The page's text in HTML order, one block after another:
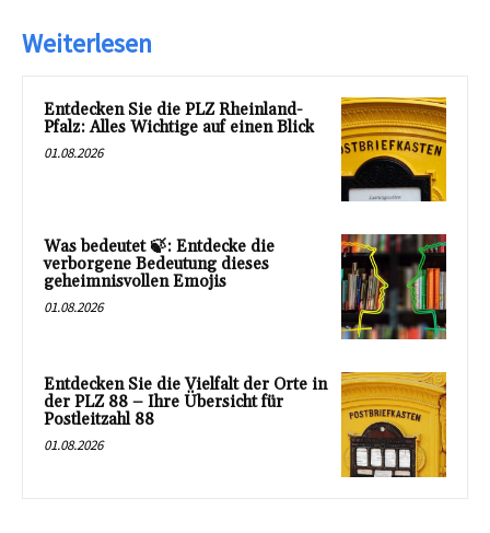
Weiterlesen
Entdecken Sie die PLZ Rheinland-
Pfalz: Alles Wichtige auf einen Blick
01.08.2026
Was bedeutet 🍃: Entdecke die
verborgene Bedeutung dieses
geheimnisvollen Emojis
01.08.2026
Entdecken Sie die Vielfalt der Orte in
der PLZ 88 – Ihre Übersicht für
Postleitzahl 88
01.08.2026